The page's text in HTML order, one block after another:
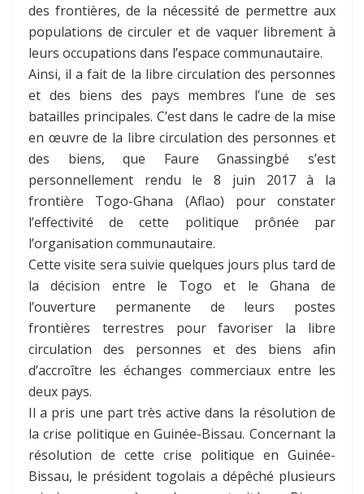
des frontières, de la nécessité de permettre aux
populations de circuler et de vaquer librement à
leurs occupations dans l’espace communautaire.
Ainsi, il a fait de la libre circulation des personnes
et des biens des pays membres l’une de ses
batailles principales. C’est dans le cadre de la mise
en œuvre de la libre circulation des personnes et
des biens, que Faure Gnassingbé s’est
personnellement rendu le 8 juin 2017 à la
frontière Togo-Ghana (Aflao) pour constater
l’effectivité de cette politique prônée par
l’organisation communautaire.
Cette visite sera suivie quelques jours plus tard de
la décision entre le Togo et le Ghana de
l’ouverture permanente de leurs postes
frontières terrestres pour favoriser la libre
circulation des personnes et des biens afin
d’accroître les échanges commerciaux entre les
deux pays.
Il a pris une part très active dans la résolution de
la crise politique en Guinée-Bissau. Concernant la
résolution de cette crise politique en Guinée-
Bissau, le président togolais a dépêché plusieurs